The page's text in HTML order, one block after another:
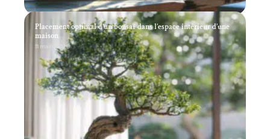
Placement optimal d’un bonsaï dans l’espace intérieur d’une
maison
11 mars 2026